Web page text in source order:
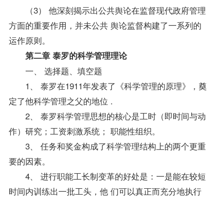
（3） 他深刻揭示出公共舆论在监督现代政府管理
方面的重要作用，并未公共 舆论监督构建了一系列的
运作原则。
第二章 泰罗的科学管理理论
一、 选择题、填空题
1、 泰罗在1911年发表了《科学管理的原理》，奠
定了他科学管理之父的地位 .
2、 泰罗科学管理思想的核心是工时（即时间与动
作）研究；工资刺激系统； 职能性组织。
3、 任务和奖金构成了科学管理结构上的两个更重
要的因素。
4、 进行职能工长制变革的好处是：一是能在较短
时间内训练出一批工头，他 们可以真正而充分地执行